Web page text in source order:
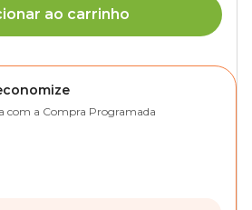
ao carrinho
com a Compra Programada